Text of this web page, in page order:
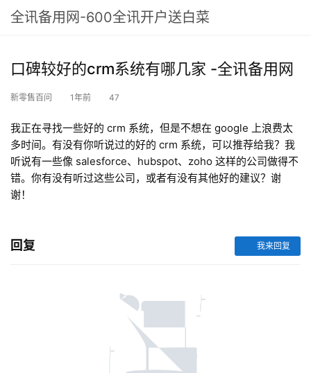
全讯备用网-600全讯开户送白菜
口碑较好的crm系统有哪几家 -全讯备用网
新零售百问 1年前 47
我正在寻找一些好的 crm 系统，但是不想在 google 上浪费太
多时间。有没有你听说过的好的 crm 系统，可以推荐给我？我
听说有一些像 salesforce、hubspot、zoho 这样的公司做得不
错。你有没有听过这些公司，或者有没有其他好的建议？谢
谢！
回复 我来回复